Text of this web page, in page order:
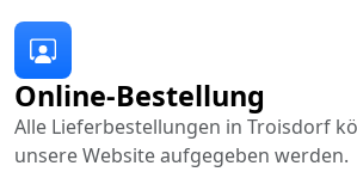
Online-Bestellung
Alle Lieferbestellungen in Troisdorf
unsere Website aufgegeben werden.